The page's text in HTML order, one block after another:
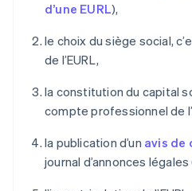
d’une EURL),
le choix du siège social,
de l’EURL,
la constitution du capital
compte professionnel de
la publication d’un avis de
journal d’annonces légales